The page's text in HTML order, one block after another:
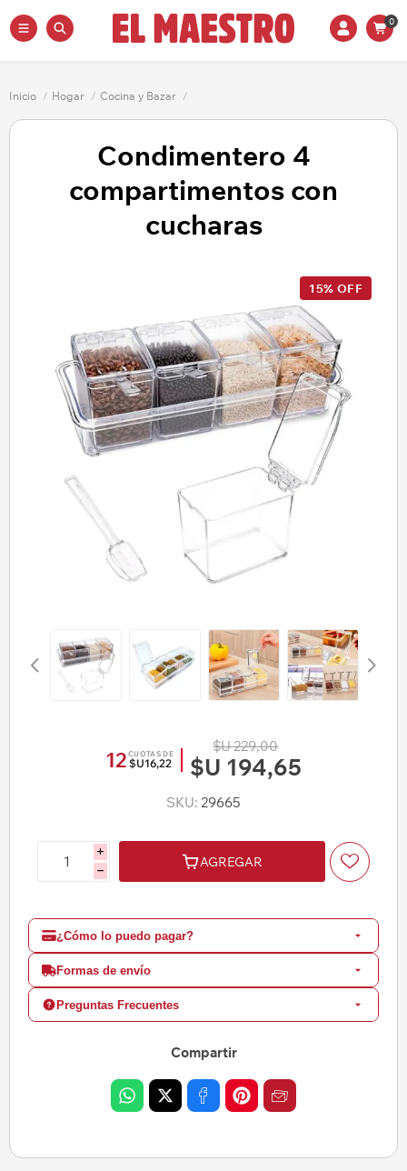
0
Inicio / Hogar / Cocina y Bazar /
Condimentero 4
compartimentos con
cucharas
15% OFF
12 CUOTAS DE
$U16,22
$U 229,00
$U 194,65
SKU: 29665
i
h
AGREGAR
¿Cómo lo puedo pagar?
Formas de envío
Preguntas Frecuentes
Compartir